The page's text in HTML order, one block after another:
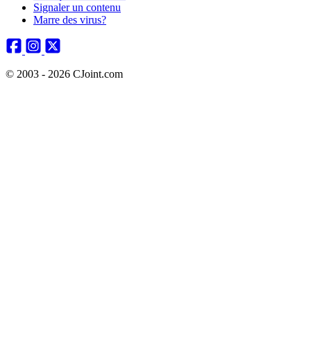
Signaler un contenu
Marre des virus?
© 2003 - 2026 CJoint.com